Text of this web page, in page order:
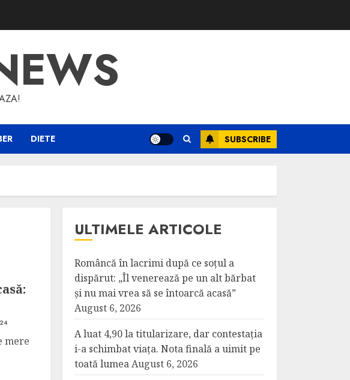
DIETE SUBSCRIBE
mere
ULTIMELE ARTICOLE
Româncă în lacrimi după ce soțul a
dispărut: „Îl venerează pe un alt bărbat
și nu mai vrea să se întoarcă acasă”
August 6, 2026
A luat 4,90 la titularizare, dar contestația
i-a schimbat viața. Nota finală a uimit pe
toată lumeaAugust 6, 2026